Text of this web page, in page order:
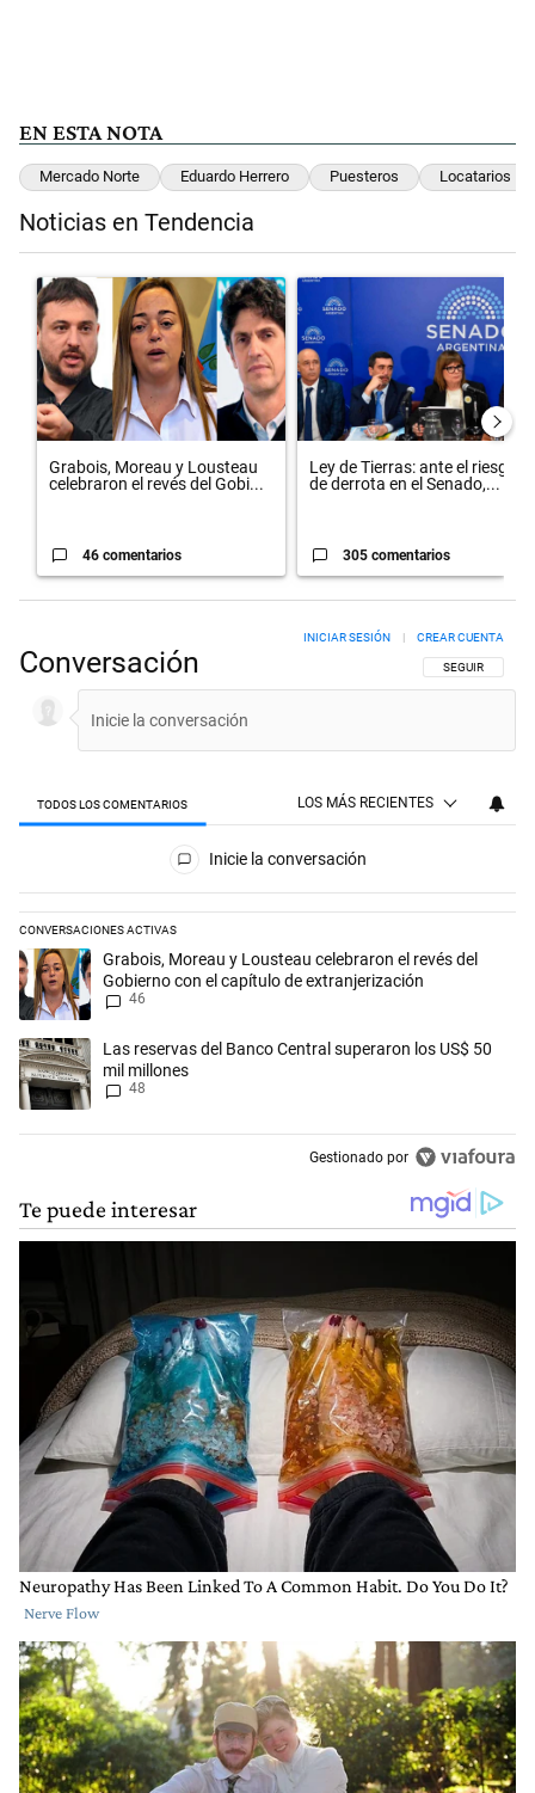
EN ESTA NOTA
Mercado Norte Eduardo Herrero Puesteros Locatarios
Noticias en Tendencia
Un artículo de tendencia con el título "Grabois, Moreau y Lousteau
Grabois, Moreau y Lousteau
celebraron el revés del Gobi...
46 comentarios
Un artículo de tendencia con el
Ley de Tierras: ante el riesgo
de derrota en el Senado,...
305 comentarios
Conversación SIGA ESTA
SEGUIR
INICIAR SESIÓN | CREAR CUENTA
TODOS LOS COMENTARIOS LOS MÁS RECIENTES
Todos los comentarios
Inicie la conversación
CONVERSACIONES ACTIVAS
Este listado muestra los artículos con más comentarios en los
Un artículo de tendencia con el título "Grabois, Moreau y Lousteau
Grabois, Moreau y Lousteau celebraron el revés del
Gobierno con el capítulo de extranjerización
46
Un artículo de tendencia con el título "Las reservas del Banco Central
Las reservas del Banco Central superaron los US$ 50
mil millones
48
Gestionado por